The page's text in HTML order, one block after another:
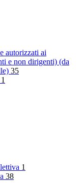
autorizzati ai
e non dirigenti) (da
35
1
1
38